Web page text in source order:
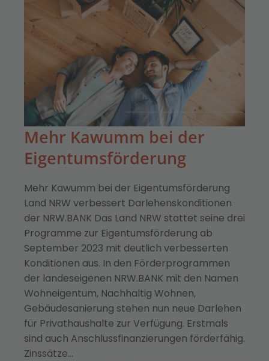
Mehr Kawumm bei der
Eigentumsförderung
Mehr Kawumm bei der Eigentumsförderung
Land NRW verbessert Darlehenskonditionen
der NRW.BANK Das Land NRW stattet seine drei
Programme zur Eigentumsförderung ab
September 2023 mit deutlich verbesserten
Konditionen aus. In den Förderprogrammen
der landeseigenen NRW.BANK mit den Namen
Wohneigentum, Nachhaltig Wohnen,
Gebäudesanierung stehen nun neue Darlehen
für Privathaushalte zur Verfügung. Erstmals
sind auch Anschlussfinanzierungen förderfähig.
Zinssätze…